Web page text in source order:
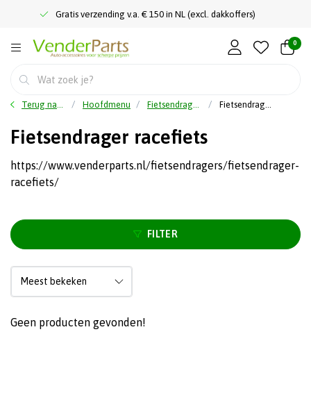
Gratis verzending v.a. € 150 in NL (excl. dakkoffers)
0
Terug naar home Hoofdmenu Fietsendragers Fietsendrager racefiets
Fietsendrager racefiets
https://www.venderparts.nl/fietsendragers/fietsendrager-
racefiets/
FILTER
Geen producten gevonden!